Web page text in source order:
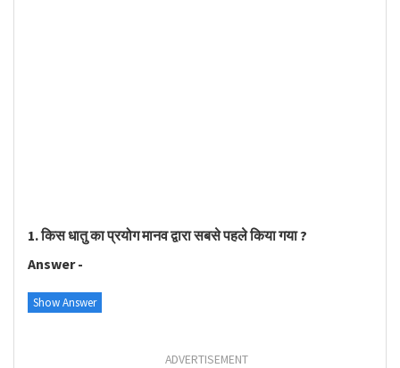
1. किस धातु का प्रयोग मानव द्वारा सबसे पहले किया गया ?
Answer -
Show Answer
ADVERTISEMENT